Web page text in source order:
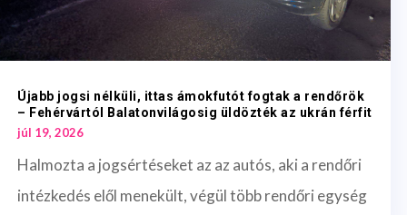
Újabb jogsi nélküli, ittas ámokfutót fogtak a rendőrök
– Fehérvártól Balatonvilágosig üldözték az ukrán férfit
júl 19, 2026
Halmozta a jogsértéseket az az autós, aki a rendőri
intézkedés elől menekült, végül több rendőri egység